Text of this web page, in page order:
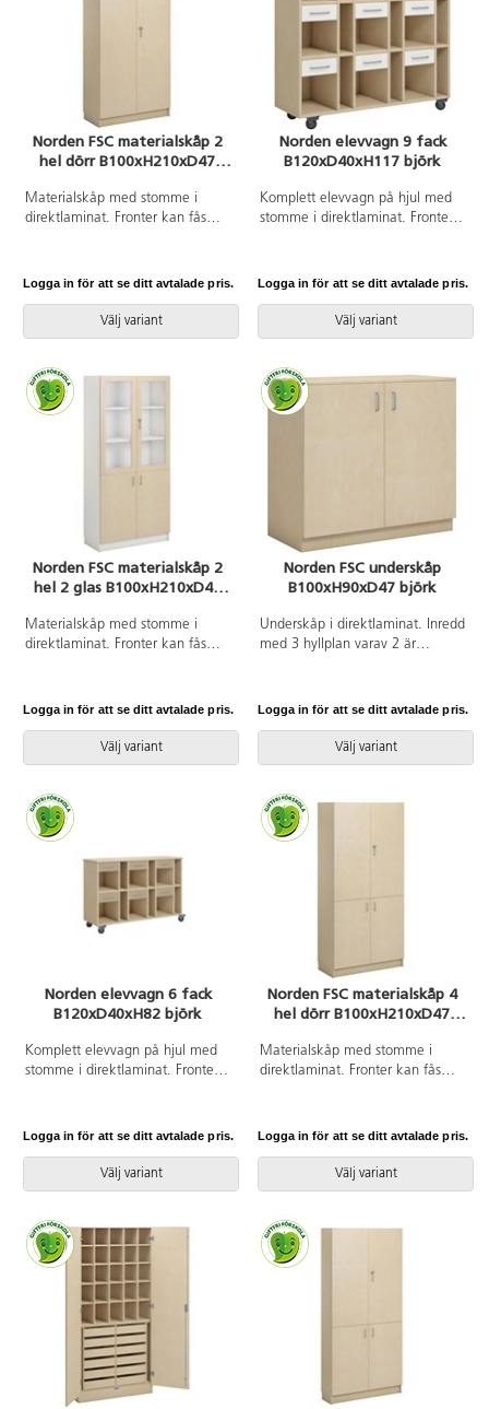
Norden FSC materialskåp 2
hel dörr B100xH210xD47
Materialskåp med stomme i
direktlaminat. Fronter kan fås
hyllplan varav 3 flyttbara, 2 hela
nycklar) och 170 graders
öppningsvinkel.
Logga in för att se ditt avtalade pris.
Välj variant
Norden elevvagn 9 fack
B120xD40xH117 björk
Komplett elevvagn på hjul med
stomme i direktlaminat. Fronter i
lådor, 9 fack och 9 pärmfack.
handtag. Lådornas innermått:
B24xD34xH7 cm.
Logga in för att se ditt avtalade pris.
Välj variant
Norden FSC materialskåp 2
hel 2 glas B100xH210xD47
Materialskåp med stomme i
direktlaminat. Fronter kan fås
hyllplan varav 3 flyttbara, 2
(inkl. 2 nycklar) och 2 hela dörrar
med handtag. 170 graders
på fronten gör att den får en
extremt tålig yta.
Logga in för att se ditt avtalade pris.
Välj variant
Norden FSC underskåp
B100xH90xD47 björk
Underskåp i direktlaminat. Inredd
med 3 hyllplan varav 2 är
Logga in för att se ditt avtalade pris.
Välj variant
Norden elevvagn 6 fack
B120xD40xH82 björk
Komplett elevvagn på hjul med
stomme i direktlaminat. Fronter i
lådor, 6 fack och 6 pärmfack.
handtag. Lådornas innermått:
B21xD34xH4 cm.
Logga in för att se ditt avtalade pris.
Välj variant
Norden FSC materialskåp 4
hel dörr B100xH210xD47
Materialskåp med stomme i
direktlaminat. Fronter kan fås
hyllplan varav 3 flyttbara, 4 hela
dörrparet (inkl. 2 nycklar) och
170 graders öppningsvinkel.
att den får en extremt tålig yta.
Logga in för att se ditt avtalade pris.
Välj variant